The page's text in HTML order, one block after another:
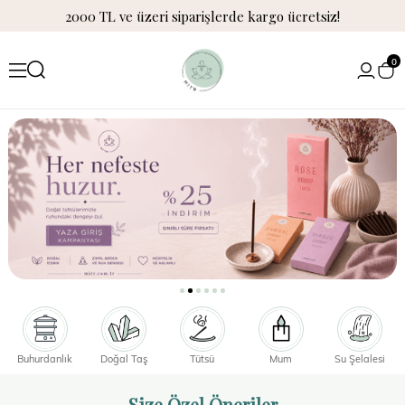
2000 TL ve üzeri siparişlerde kargo ücretsiz!
0
Buhurdanlık Doğal Taş Tütsü Mum Su Şelalesi